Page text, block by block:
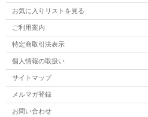
お気に入りリストを見る
ご利用案内
特定商取引法表示
個人情報の取扱い
サイトマップ
メルマガ登録
お問い合わせ